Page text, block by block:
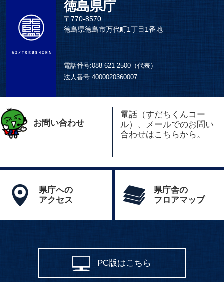
徳島県庁
〒770-8570
徳島県徳島市万代町1丁目1番地
電話番号:088-621-2500（代表）
法人番号:4000020360007
お問い合わせ
電話（すだちくんコー
ル）、メールでのお問い
合わせはこちらから。
県庁への
アクセス
県庁舎の
フロアマップ
PC版はこちら